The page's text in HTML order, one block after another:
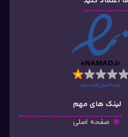
لینک های مهم
صفحه اصلی